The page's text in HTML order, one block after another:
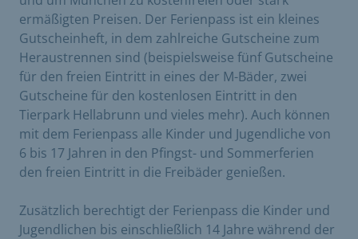
ermäßigten Preisen. Der Ferienpass ist ein kleines
Gutscheinheft, in dem zahlreiche Gutscheine zum
Heraustrennen sind (beispielsweise fünf Gutscheine
für den freien Eintritt in eines der M-Bäder, zwei
Gutscheine für den kostenlosen Eintritt in den
Tierpark Hellabrunn und vieles mehr). Auch können
mit dem Ferienpass alle Kinder und Jugendliche von
6 bis 17 Jahren in den Pfingst- und Sommerferien
den freien Eintritt in die Freibäder genießen.
Zusätzlich berechtigt der Ferienpass die Kinder und
Jugendlichen bis einschließlich 14 Jahre während der